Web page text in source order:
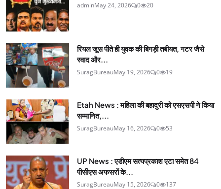
adminMay 24, 2026 0 20
रियल जूस पीते ही युवक की बिगड़ी तबीयत, गटर जैसे
स्वाद और...
SuragBureauMay 19, 2026 0 19
Etah News : महिला की बहादुरी को एसएसपी ने किया
सम्मानित,...
SuragBureauMay 16, 2026 0 53
UP News : एडीएम सत्यप्रकाश एटा समेत 84
पीसीएस अफसरों के...
SuragBureauMay 15, 2026 0 137